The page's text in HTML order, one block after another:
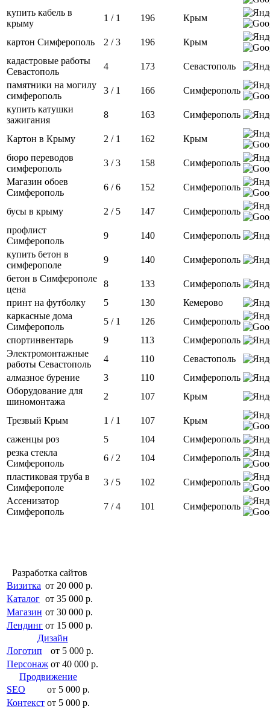
купить кабель в
крыму
1 / 1 196 Крым
картон Симферополь 2 / 3 196
Крым
кадастровые работы
Севастополь
4 173
Севастополь
памятники на могилу
симферополь
3 / 1 166
Симферополь
купить катушки
зажигания
8 163 Симферополь
Картон в Крыму 2 / 1 162
Крым
бюро переводов
симферополь
3 / 3 158
Симферополь
Магазин обоев
Симферополь
6 / 6 152 Симферополь
бусы в крыму 2 / 5 147
Симферополь
профлист
Симферополь
9 140
Симферополь
купить бетон в
симферополе
9 140
Симферополь
бетон в Симферополе
цена
8 133
Симферополь
принт на футболку
5 130
Кемерово
каркасные дома
Симферополь
5 / 1 126
Симферополь
спортинвентарь
9 113
Симферополь
Электромонтажные
работы Севастополь
4 110
Севастополь
алмазное бурение
3 110
Симферополь
Оборудование для
шиномонтажа
2 107 Крым
Трезвый Крым 1 / 1 107
Крым
саженцы роз
5 104
Симферополь
резка стекла
Симферополь
6 / 2 104
Симферополь
пластиковая труба в
Симферополе
3 / 5 102
Симферополь
Ассенизатор
Симферополь
7 / 4 101 Симферополь
Разработка сайтов
Визитка от 20 000 р.
Каталог от 35 000 р.
Магазин от 30 000 р.
Лендинг от 15 000 р.
Дизайн
Логотип
от 5 000 р.
Персонаж от 40 000 р.
Продвижение
SEO
от 5 000 р.
Контекст от 5 000 р.